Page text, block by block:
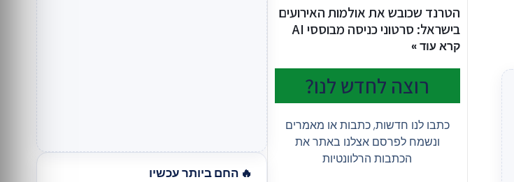
הטרנד שכובש את אולמות האירועים
בישראל: סרטוני כניסה מבוססי AI
קרא עוד »
רוצה לחדש לנו?
כתבו לנו חדשות, כתבות או מאמרים
ונשמח לפרסם אצלנו באתר את
הכתבות הרלוונטיות
🔥 החם ביותר עכשיו